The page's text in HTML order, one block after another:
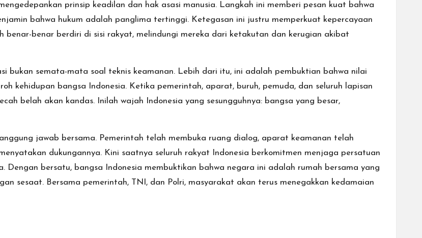
prinsip keadilan dan hak asasi manusia. Langkah ini memberi pesan kuat bahwa
bahwa hukum adalah panglima tertinggi. Ketegasan ini justru memperkuat kepercayaan
benar-benar berdiri di sisi rakyat, melindungi mereka dari ketakutan dan kerugian akibat
bukan semata-mata soal teknis keamanan. Lebih dari itu, ini adalah pembuktian bahwa nilai
kehidupan bangsa Indonesia. Ketika pemerintah, aparat, buruh, pemuda, dan seluruh lapisan
belah akan kandas. Inilah wajah Indonesia yang sesungguhnya: bangsa yang besar,
jawab bersama. Pemerintah telah membuka ruang dialog, aparat keamanan telah
dukungannya. Kini saatnya seluruh rakyat Indonesia berkomitmen menjaga persatuan
bersatu, bangsa Indonesia membuktikan bahwa negara ini adalah rumah bersama yang
sesaat. Bersama pemerintah, TNI, dan Polri, masyarakat akan terus menegakkan kedamaian